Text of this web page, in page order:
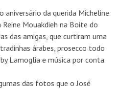
aniversário da querida Micheline
Mouakdieh na Boite do
das amigas, que curtiram uma
árabes, prosecco todo
Lamoglia e música por conta
das fotos que o José